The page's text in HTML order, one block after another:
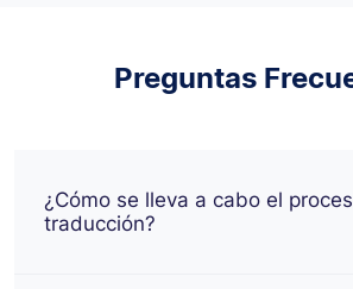
Preguntas
¿Cómo se lleva a cabo el
traducción?